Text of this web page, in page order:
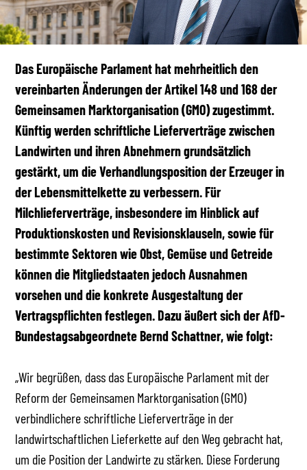
Das Europäische Parlament hat mehrheitlich den
vereinbarten Änderungen der Artikel 148 und 168 der
Gemeinsamen Marktorganisation (GMO) zugestimmt.
Künftig werden schriftliche Lieferverträge zwischen
Landwirten und ihren Abnehmern grundsätzlich
gestärkt, um die Verhandlungsposition der Erzeuger in
der Lebensmittelkette zu verbessern. Für
Milchlieferverträge, insbesondere im Hinblick auf
Produktionskosten und Revisionsklauseln, sowie für
bestimmte Sektoren wie Obst, Gemüse und Getreide
können die Mitgliedstaaten jedoch Ausnahmen
vorsehen und die konkrete Ausgestaltung der
Vertragspflichten festlegen.Dazu äußert sich der AfD-
Bundestagsabgeordnete Bernd Schattner, wie folgt:
„Wir begrüßen, dass das Europäische Parlament mit der
Reform der Gemeinsamen Marktorganisation (GMO)
verbindlichere schriftliche Lieferverträge in der
landwirtschaftlichen Lieferkette auf den Weg gebracht hat,
um die Position der Landwirte zu stärken. Diese Forderung